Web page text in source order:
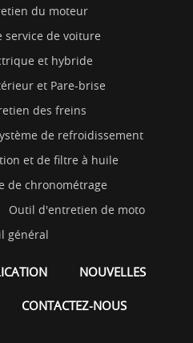
du moteur
service de voiture
et hybride
et Pare-brise
des freins
de refroidissement
et de filtre à huile
de chronométrage
Outil d'entretien de moto
général
NOUVELLES
CONTACTEZ-NOUS